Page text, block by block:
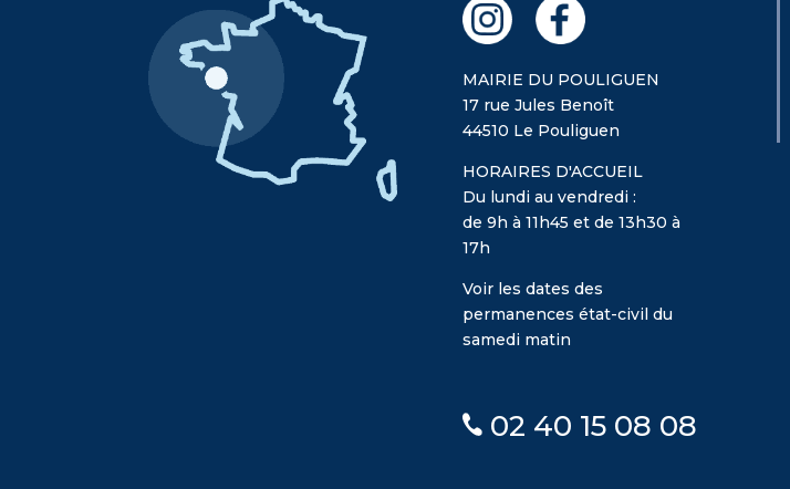
MAIRIE DU POULIGUEN
17 rue Jules Benoît
44510 Le Pouliguen
HORAIRES D'ACCUEIL
Du lundi au vendredi :
de 9h à 11h45 et de 13h30 à
17h
Voir les dates des
permanences état-civil du
samedi matin
02 40 15 08 08